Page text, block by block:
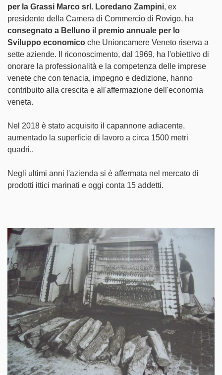
per la Grassi Marco srl. Loredano Zampini, ex
presidente della Camera di Commercio di Rovigo, ha
consegnato a Belluno il premio annuale per lo
Sviluppo economico che Unioncamere Veneto riserva a
sette aziende. Il riconoscimento, dal 1969, ha l'obiettivo di
onorare la professionalità e la competenza delle imprese
venete che con tenacia, impegno e dedizione, hanno
contribuito alla crescita e all'affermazione dell'economia
veneta.
Nel 2018 è stato acquisito il capannone adiacente,
aumentado la superficie di lavoro a circa 1500 metri
quadri..
Negli ultimi anni l'azienda si è affermata nel mercato di
prodotti ittici marinati e oggi conta 15 addetti.